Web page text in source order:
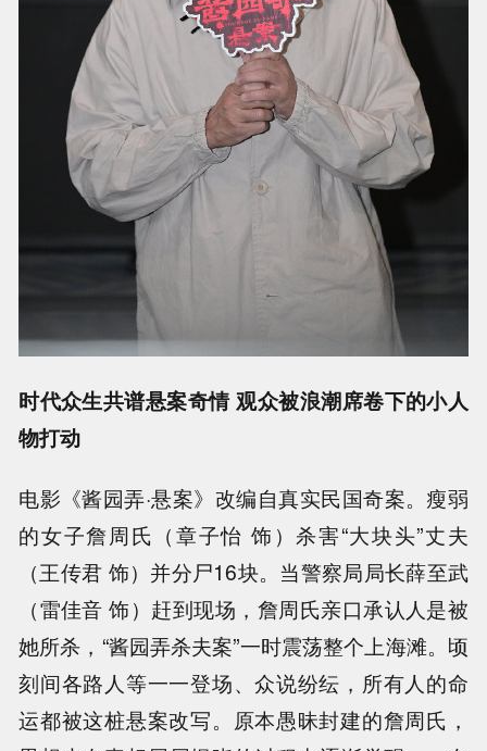
时代众生共谱悬案奇情 观众被浪潮席卷下的小人
物打动
电影《酱园弄·悬案》改编自真实民国奇案。瘦弱
的女子詹周氏（章子怡 饰）杀害“大块头”丈夫
（王传君 饰）并分尸16块。当警察局局长薛至武
（雷佳音 饰）赶到现场，詹周氏亲口承认人是被
她所杀，“酱园弄杀夫案”一时震荡整个上海滩。顷
刻间各路人等一一登场、众说纷纭，所有人的命
运都被这桩悬案改写。原本愚昧封建的詹周氏，